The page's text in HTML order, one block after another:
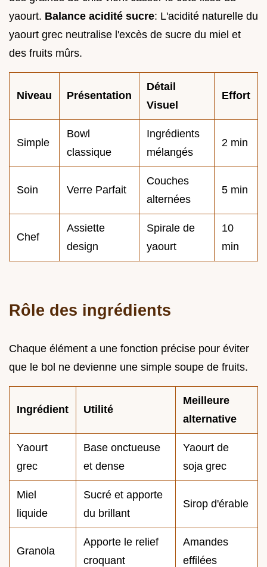
yaourt. Balance acidité sucre: L'acidité naturelle du
yaourt grec neutralise l'excès de sucre du miel et
des fruits mûrs.
Niveau Présentation
Détail
Visuel
Effort
Simple
Bowl
classique
Ingrédients
mélangés
2 min
Soin Verre Parfait
Couches
alternées
5 min
Chef
Assiette
design
Spirale de
yaourt
10
min
Rôle des ingrédients
Chaque élément a une fonction précise pour éviter
que le bol ne devienne une simple soupe de fruits.
Ingrédient Utilité
Meilleure
alternative
Yaourt
grec
Base onctueuse
et dense
Yaourt de
soja grec
Miel
liquide
Sucré et apporte
du brillant
Sirop d'érable
Granola
Apporte le relief
croquant
Amandes
effilées